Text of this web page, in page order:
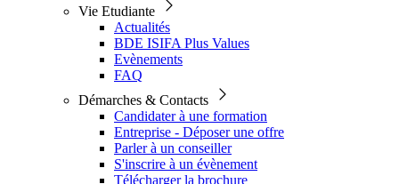
Vie Etudiante
Actualités
BDE ISIFA Plus Values
Evènements
FAQ
Démarches & Contacts
Candidater à une formation
Entreprise - Déposer une offre
Parler à un conseiller
S'inscrire à un évènement
Télécharger la brochure